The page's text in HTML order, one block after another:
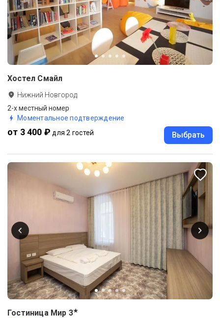
Хостел Смайл
Нижний Новгород
2-х местный номер
Моментальное подтверждение
от 3 400 ₽ для 2 гостей Выбрать
Гостиница Мир 3★